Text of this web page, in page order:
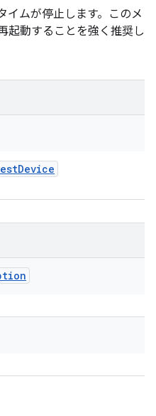
イムが停止します。このメ
起動することを強く推奨し
Device